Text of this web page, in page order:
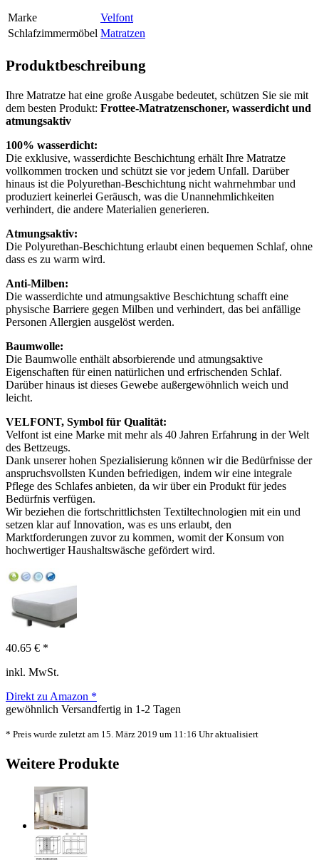
Marke
Velfont
Schlafzimmermöbel Matratzen
Produktbeschreibung
Ihre Matratze hat eine große Ausgabe bedeutet, schützen Sie sie mit
dem besten Produkt: Frottee-Matratzenschoner, wasserdicht und
atmungsaktiv
100% wasserdicht:
Die exklusive, wasserdichte Beschichtung erhält Ihre Matratze
vollkommen trocken und schützt sie vor jedem Unfall. Darüber
hinaus ist die Polyurethan-Beschichtung nicht wahrnehmbar und
produziert keinerlei Geräusch, was die Unannehmlichkeiten
verhindert, die andere Materialien generieren.
Atmungsaktiv:
Die Polyurethan-Beschichtung erlaubt einen bequemen Schlaf, ohne
dass es zu warm wird.
Anti-Milben:
Die wasserdichte und atmungsaktive Beschichtung schafft eine
physische Barriere gegen Milben und verhindert, das bei anfällige
Personen Allergien ausgelöst werden.
Baumwolle:
Die Baumwolle enthält absorbierende und atmungsaktive
Eigenschaften für einen natürlichen und erfrischenden Schlaf.
Darüber hinaus ist dieses Gewebe außergewöhnlich weich und
leicht.
VELFONT, Symbol für Qualität:
Velfont ist eine Marke mit mehr als 40 Jahren Erfahrung in der Welt
des Bettzeugs.
Dank unserer hohen Spezialisierung können wir die Bedürfnisse der
anspruchsvollsten Kunden befriedigen, indem wir eine integrale
Pflege des Schlafes anbieten, da wir über ein Produkt für jedes
Bedürfnis verfügen.
Wir beziehen die fortschrittlichsten Textiltechnologien mit ein und
setzen klar auf Innovation, was es uns erlaubt, den
Marktforderungen zuvor zu kommen, womit der Konsum von
hochwertiger Haushaltswäsche gefördert wird.
40.65 € *
inkl. MwSt.
Direkt zu Amazon *
gewöhnlich Versandfertig in 1-2 Tagen
* Preis wurde zuletzt am 15. März 2019 um 11:16 Uhr aktualisiert
Weitere Produkte